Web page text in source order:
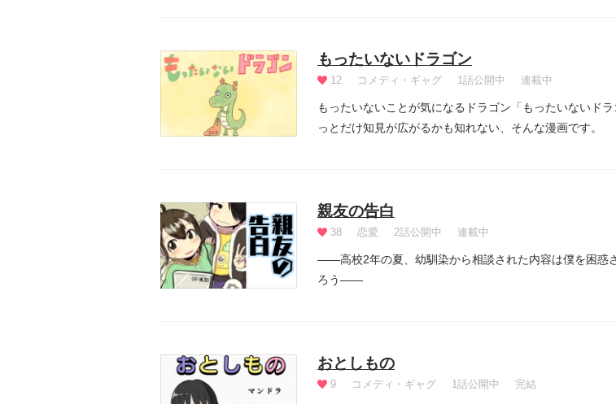
もったいないドラゴン
12 コメディ・ギャグ 1話公開中 連載中
もったいないことが気になるドラゴン「もったいないド
っとだけ知見が広がるかも知れない、そんな漫画です。
親友の告白
38 恋愛 2話公開中 連載中
――高校2年の夏、幼馴染から相談された内容は僕を困惑
ろう――
おとしもの
9 コメディ・ギャグ 1話公開中 完結